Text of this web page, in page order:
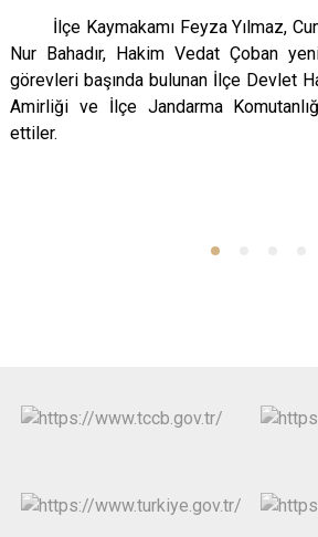
İlçe Kaymakamı Feyza Yılmaz,
Nur Bahadır, Hakim Vedat Çoban
görevleri başında bulunan İlçe Devlet
Amirliği ve İlçe Jandarma
ettiler.